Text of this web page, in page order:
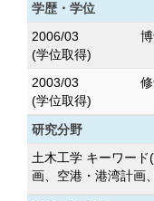
学歴・学位
2006/03
(学位取得)
2003/03
(学位取得)
研究分野
土木工学 キーワー
画、空港・港湾計画